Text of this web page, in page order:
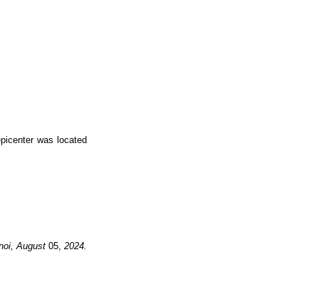
was located
August 05, 2024.